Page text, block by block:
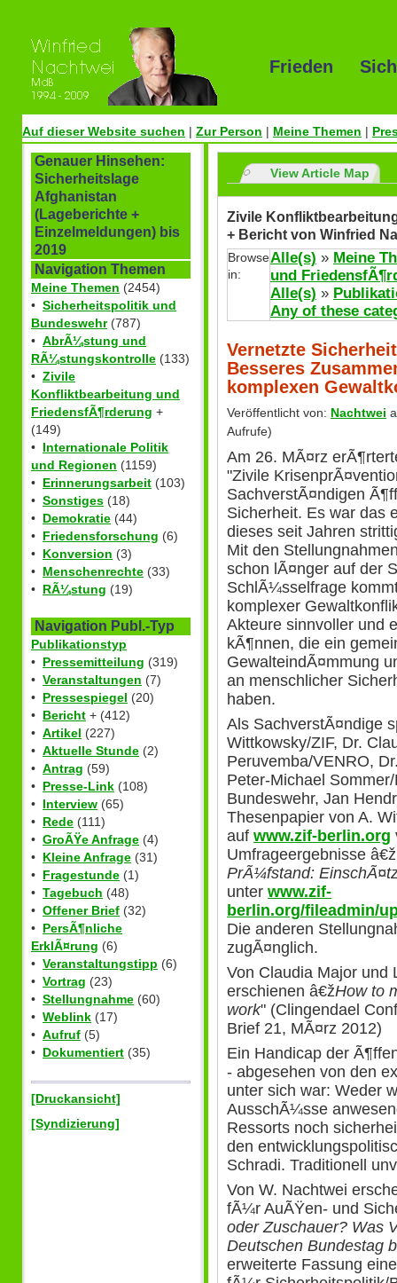
Frieden
Auf dieser Website suchen | Zur Person | Meine Themen |
Genauer Hinsehen:
Sicherheitslage
Afghanistan
(Lageberichte +
Einzelmeldungen) bis
2019
Navigation Themen
Meine Themen (2454)
• Sicherheitspolitik und
Bundeswehr(787)
• AbrÃ¼stung und
RÃ¼stungskontrolle (133)
• Zivile
Konfliktbearbeitung und
FriedensfÃ¶rderung +
(149)
• Internationale Politik
und Regionen (1159)
• Erinnerungsarbeit (103)
• Sonstiges (18)
• Demokratie (44)
• Friedensforschung (6)
• Konversion (3)
• Menschenrechte (33)
• RÃ¼stung (19)
Navigation Publ.-Typ
Publikationstyp
• Pressemitteilung (319)
• Veranstaltungen (7)
• Pressespiegel (20)
• Bericht + (412)
• Artikel (227)
• Aktuelle Stunde (2)
• Antrag (59)
• Presse-Link (108)
• Interview (65)
• Rede (111)
• GroÃŸe Anfrage (4)
• Kleine Anfrage (31)
• Fragestunde (1)
• Tagebuch (48)
• Offener Brief (32)
• PersÃ¶nliche
ErklÃ¤rung (6)
• Veranstaltungstipp (6)
• Vortrag (23)
• Stellungnahme (60)
• Weblink (17)
• Aufruf (5)
• Dokumentiert (35)
[Druckansicht]
[Syndizierung]
View Article Map
Zivile
+ Bericht von Winfried
Browse
in:
Alle(s) » Meine
und
Alle(s) »
Any of these
Vernetzte
Besseres
komplexen
Veröffentlicht von: Nachtwei
Aufrufe)
Am 26. MÃ¤rz
"Zivile
SachverstÃ¤ndigen
Sicherheit. Es war das
dieses seit Jahren
Mit den
schon lÃ¤nger auf der
SchlÃ¼sselfrage
komplexer
Akteure sinnvoller und
kÃ¶nnen, die ein
GewalteindÃ¤mmung
an menschlicher
haben.
Als SachverstÃ¤ndige
Wittkowsky/ZIF, Dr.
Peruvemba/VENRO,
Peter-Michael
Bundeswehr, Jan
Thesenpapier von A.
auf www.zif-berlin.org
Umfrageergebnisse â€ž
PrÃ¼fstand:
unter www.zif-
berlin.org/fileadmin/
Die anderen
zugÃ¤nglich.
Von Claudia Major und
erschienen â€žHow to
work" (Clingendael
Brief 21, MÃ¤rz 2012)
Ein Handicap der
- abgesehen von den
unter sich war: Weder
AusschÃ¼sse
Ressorts noch
den
Schradi. Traditionell
Von W. Nachtwei
fÃ¼r AuÃŸen- und
oder Zuschauer? Was
Deutschen Bundestag
erweiterte Fassung